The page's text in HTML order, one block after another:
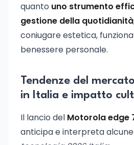
quanto uno strumento
gestione della quotidianità
coniugare estetica,
benessere personale.
Tendenze del
in Italia e impatto
Il lancio del Motorola edge
anticipa e interpreta